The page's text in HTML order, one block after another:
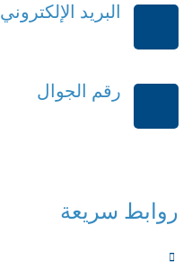
البريد الإلكتروني
رقم الجوال
روابط سريعة